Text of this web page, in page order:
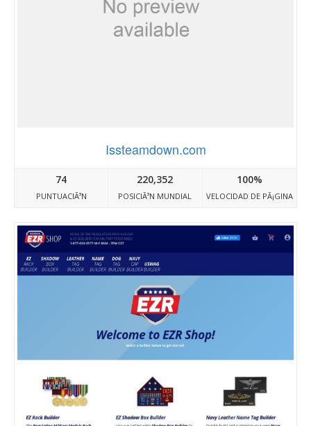
Issteamdown.com
74
PUNTUACIÃ³N
220,352
POSICIÃ³N MUNDIAL
100%
VELOCIDAD DE PÃ¡GINA